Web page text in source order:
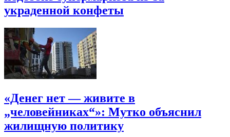
украденной конфеты
«Денег нет — живите в
„человейниках“»: Мутко объяснил
жилищную политику